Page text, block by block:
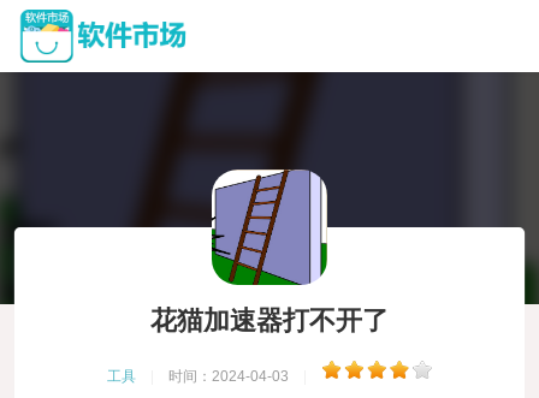
花猫加速器打不开了
工具 时间：2024-04-03